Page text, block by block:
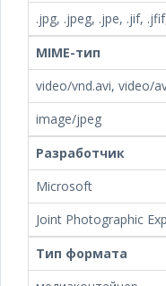
.jpg, .jpeg, .jpe, .jif,
MIME-тип
video/vnd.avi, video/
image/jpeg
Разработчик
Microsoft
Joint Photographic
Тип формата